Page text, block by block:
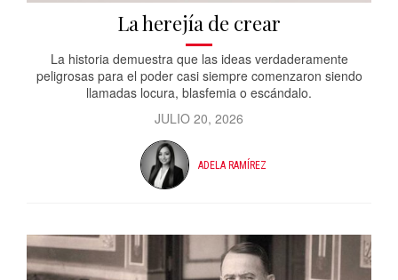
La herejía de crear
La historia demuestra que las ideas verdaderamente
peligrosas para el poder casi siempre comenzaron siendo
llamadas locura, blasfemia o escándalo.
JULIO 20, 2026
ADELA RAMÍREZ